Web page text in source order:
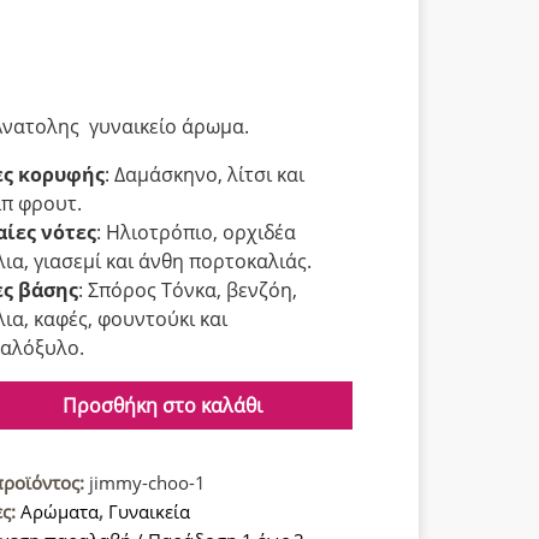
γυναικείο άρωμα.
κορυφής: Δαμάσκηνο, λίτσι και
φρουτ.
νότες: Ηλιοτρόπιο, ορχιδέα
γιασεμί και άνθη πορτοκαλιάς.
βάσης: Σπόρος Τόνκα, βενζόη,
καφές, φουντούκι και
Προσθήκη στο καλάθι
jimmy-choo-1
Αρώματα, Γυναικεία